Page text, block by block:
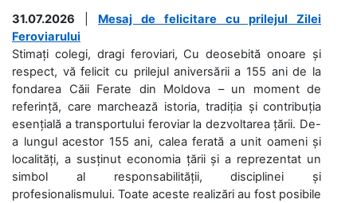
31.07.2026
Mesaj de felicitare cu prilejul Zilei
Feroviarului
Stimați colegi, dragi feroviari, Cu deosebită onoare și
respect, vă felicit cu prilejul aniversării a 155 ani de la
fondarea Căii Ferate din Moldova – un moment de
referință, care marchează istoria, tradiția și contribuția
esențială a transportului feroviar la dezvoltarea țării. De-
a lungul acestor 155 ani, calea ferată a unit oameni și
localități, a susținut economia țării și a reprezentat un
simbol al responsabilității, disciplinei și
profesionalismului. Toate aceste realizări au fost posibile